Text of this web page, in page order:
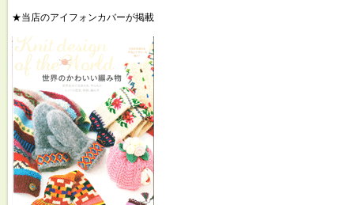
★当店のアイフォンカバーが掲載